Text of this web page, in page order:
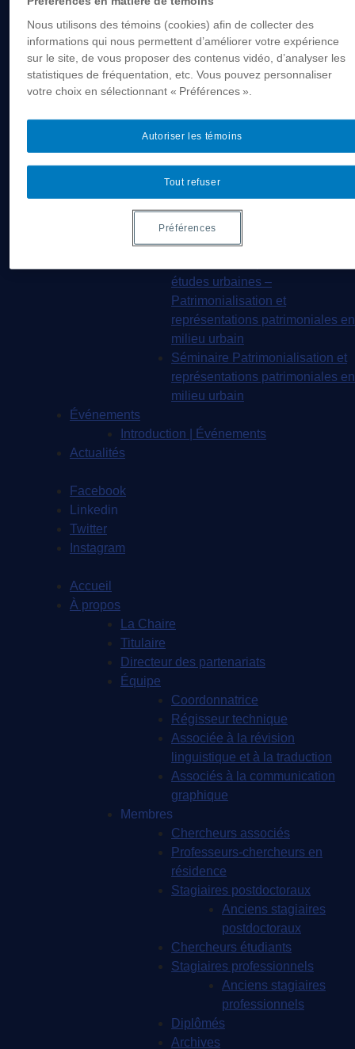
EUR7102 – Dimensions
sociales et culturelles du
tourisme
EUR8216 – Méthodes d’analyse
EUR8460 – Patrimoine et
urbains
EUR8511 – Patrimoine et
EUT1065 – Gestion et
valorisation du patrimoine urbain
études urbaines –
Patrimonialisation et
représentations patrimoniales en
milieu urbain
Séminaire Patrimonialisation et
représentations patrimoniales en
milieu urbain
Événements
Introduction | Événements
Actualités
Facebook
Linkedin
Twitter
Instagram
Accueil
À propos
La Chaire
Titulaire
Directeur des partenariats
Équipe
Coordonnatrice
Régisseur technique
Associée à la révision
linguistique et à la traduction
Associés à la communication
graphique
Membres
Chercheurs associés
Professeurs-chercheurs en
résidence
Stagiaires postdoctoraux
Anciens stagiaires
postdoctoraux
Chercheurs étudiants
Stagiaires professionnels
Anciens stagiaires
professionnels
Diplômés
Archives
Nous utilisons des témoins (cookies) afin de collecter des
informations qui nous permettent d’améliorer votre expérience
sur le site, de vous proposer des contenus vidéo, d’analyser les
statistiques de fréquentation, etc. Vous pouvez personnaliser
votre choix en sélectionnant « Préférences ».
Tout refuser
Autoriser les témoins
Préférences